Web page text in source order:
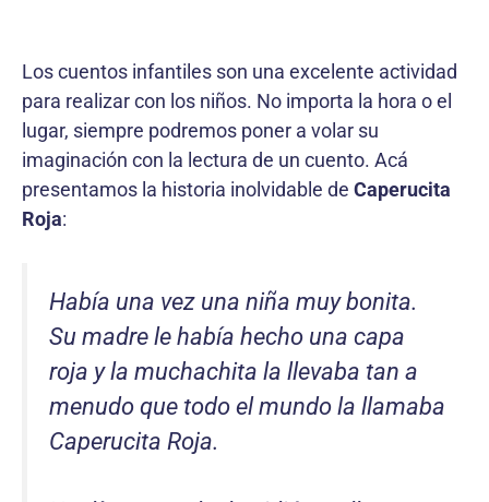
Los cuentos infantiles son una excelente actividad
para realizar con los niños. No importa la hora o el
lugar, siempre podremos poner a volar su
imaginación con la lectura de un cuento. Acá
presentamos la historia inolvidable de Caperucita
Roja:
Había una vez una niña muy bonita.
Su madre le había hecho una capa
roja y la muchachita la llevaba tan a
menudo que todo el mundo la llamaba
Caperucita Roja.